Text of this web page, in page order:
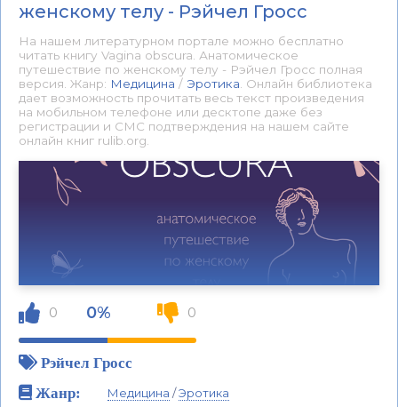
женскому телу - Рэйчел Гросс
На нашем литературном портале можно бесплатно
читать книгу Vagina obscura. Анатомическое
путешествие по женскому телу - Рэйчел Гросс полная
версия. Жанр: Медицина / Эротика . Онлайн библиотека
дает возможность прочитать весь текст произведения
на мобильном телефоне или десктопе даже без
регистрации и СМС подтверждения на нашем сайте
онлайн книг rulib.org.
0 0% 0
Рэйчел Гросс
Жанр:
Медицина /Эротика